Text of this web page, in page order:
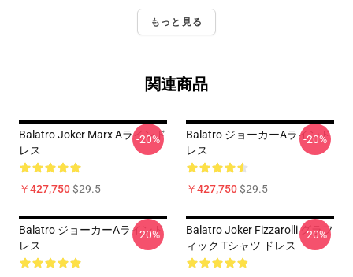
もっと見る
関連商品
Balatro Joker Marx Aラインド
レス
￥427,750$29.5
-20%
Balatro ジョーカーAラインド
レス
￥427,750$29.5
-20%
Balatro ジョーカーAラインド
レス
-20%
Balatro Joker Fizzarolli グラフ
ィック Tシャツ ドレス
-20%